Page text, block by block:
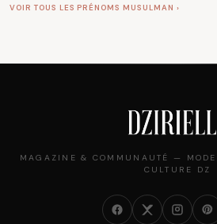
VOIR TOUS LES PRÉNOMS MUSULMAN ›
MAGAZINE & COMMUNAUTÉ —
CULTURE DZ